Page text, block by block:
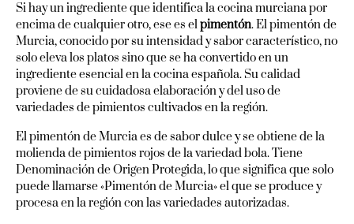
Si hay un ingrediente que identifica la cocina murciana por
encima de cualquier otro, ese es elpimentón. El pimentón de
Murcia, conocido por su intensidad y sabor característico, no
solo eleva los platos sino que se ha convertido en un
ingrediente esencial en la cocina española. Su calidad
proviene de su cuidadosa elaboración y del uso de
variedades de pimientos cultivados en la región.
El pimentón de Murcia es de sabor dulce y se obtiene de la
molienda de pimientos rojos de la variedad bola. Tiene
Denominación de Origen Protegida, lo que significa que solo
puede llamarse «Pimentón de Murcia» el que se produce y
procesa en la región con las variedades autorizadas.